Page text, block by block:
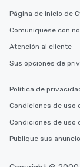
Página de inicio de
Comuníquese con
Atención al cliente
Sus opciones de
Política de
Condiciones de uso
Condiciones de uso
Publique sus